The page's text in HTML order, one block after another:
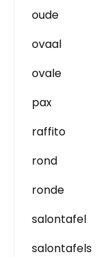
oude
ovaal
ovale
pax
raffito
rond
ronde
salontafel
salontafels